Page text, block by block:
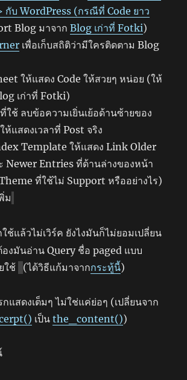
กับ WordPress (กรณีที่ Code ยาว
Blog มาจากBlog เก่าที่ Fotki)
เพื่อเก็บสถิติว่ามีใครติดตาม Blog
ให้แสดง Code ให้สวยๆ หน่อย (ให้
เก่าที่ Fotki)
ใช้ ลบข้อความเยิ่นเย้อด้านซ้ายของ
แสดงเวลาที่ Post จริง
Template ให้แสดง Link Older
Newer Entries ที่ด้านล่างของหน้า
ที่ใช้ไม่ Support หรืออย่างไร)
ม
ช้แล้วไม่เวิร์ค ยังไงมันก็ไม่ยอมเปลี่ยน
องมันอ่าน Query ชื่อ paged แบบ
ใช้
(ได้วิธีแก้มาจากกระทู้นี้)
แสดงเต็มๆ ไม่ใช่แค่ย่อๆ (เปลี่ยนจาก
เป็นthe_content())